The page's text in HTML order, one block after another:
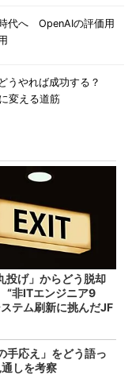
代へ OpenAIの評価用
うやれば成功する？
変える道筋
投げ」からどう脱却
非ITエンジニア9
テム刷新に挑んだJF
手応え」をどう語っ
しを考察